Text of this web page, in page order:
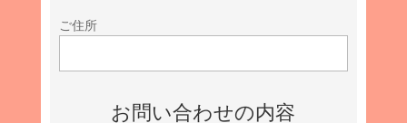
ご住所
お問い合わせの内容